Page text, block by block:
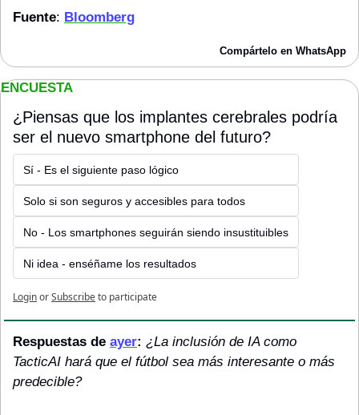
Fuente: Bloomberg
Compártelo en WhatsApp
ENCUESTA
¿Piensas que los implantes cerebrales podría
ser el nuevo smartphone del futuro?
Sí - Es el siguiente paso lógico
Solo si son seguros y accesibles para todos
No - Los smartphones seguirán siendo insustituibles
Ni idea - enséñame los resultados
LoginorSubscribeto participate
Respuestas de ayer: ¿La inclusión de IA como
TacticAI hará que el fútbol sea más interesante o más
predecible?